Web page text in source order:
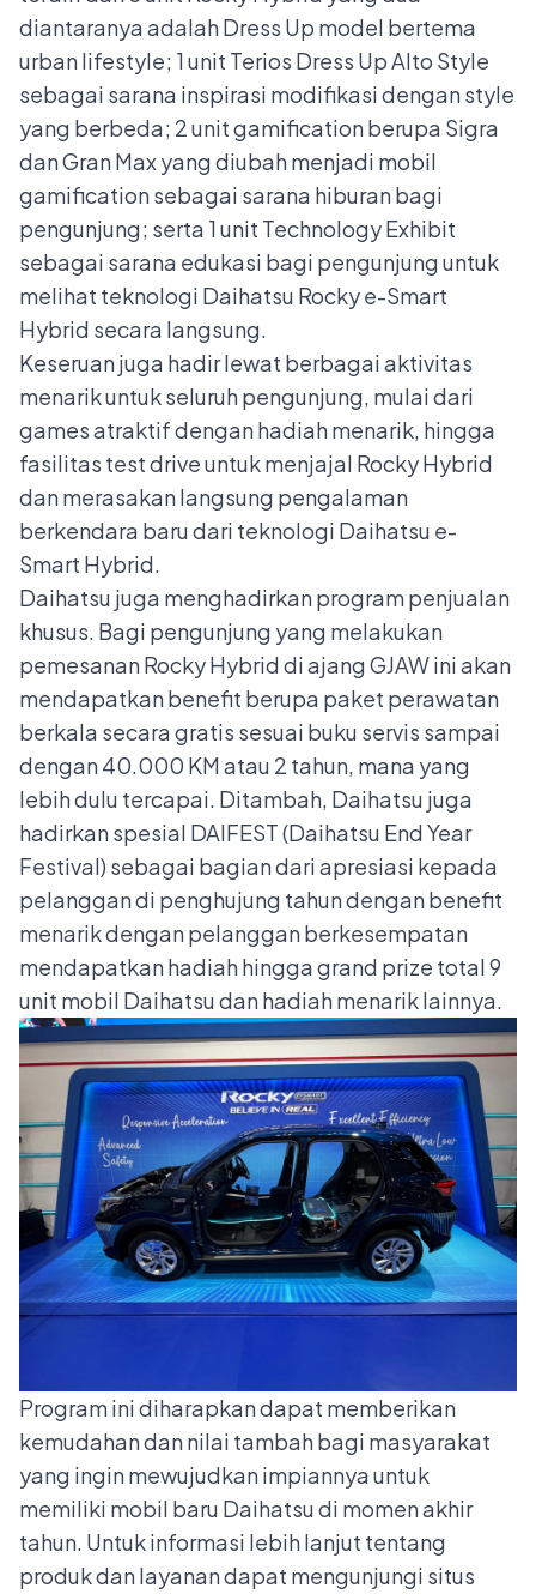
diantaranya adalah Dress Up model bertema
urban lifestyle; 1 unit Terios Dress Up Alto Style
sebagai sarana inspirasi modifikasi dengan style
yang berbeda; 2 unit gamification berupa Sigra
dan Gran Max yang diubah menjadi mobil
gamification sebagai sarana hiburan bagi
pengunjung; serta 1 unit Technology Exhibit
sebagai sarana edukasi bagi pengunjung untuk
melihat teknologi Daihatsu Rocky e-Smart
Hybrid secara langsung.
Keseruan juga hadir lewat berbagai aktivitas
menarik untuk seluruh pengunjung, mulai dari
games atraktif dengan hadiah menarik, hingga
fasilitas test drive untuk menjajal Rocky Hybrid
dan merasakan langsung pengalaman
berkendara baru dari teknologi Daihatsu e-
Smart Hybrid.
Daihatsu juga menghadirkan program penjualan
khusus. Bagi pengunjung yang melakukan
pemesanan Rocky Hybrid di ajang GJAW ini akan
mendapatkan benefit berupa paket perawatan
berkala secara gratis sesuai buku servis sampai
dengan 40.000 KM atau 2 tahun, mana yang
lebih dulu tercapai. Ditambah, Daihatsu juga
hadirkan spesial DAIFEST (Daihatsu End Year
Festival) sebagai bagian dari apresiasi kepada
pelanggan di penghujung tahun dengan benefit
menarik dengan pelanggan berkesempatan
mendapatkan hadiah hingga grand prize total 9
unit mobil Daihatsu dan hadiah menarik lainnya.
Program ini diharapkan dapat memberikan
kemudahan dan nilai tambah bagi masyarakat
yang ingin mewujudkan impiannya untuk
memiliki mobil baru Daihatsu di momen akhir
tahun. Untuk informasi lebih lanjut tentang
produk dan layanan dapat mengunjungi situs